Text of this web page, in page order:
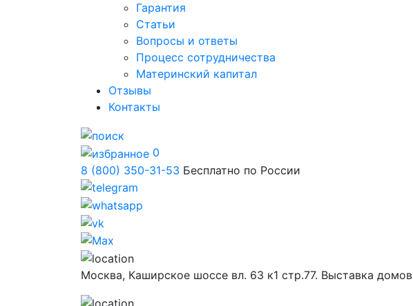
Гарантия
Статьи
Вопросы и ответы
Процесс сотрудничества
Материнский капитал
Отзывы
Контакты
0
8 (800) 350-31-53 Бесплатно по России
Москва, Каширское шоссе вл. 63 к1 стр.77. Выставка домов